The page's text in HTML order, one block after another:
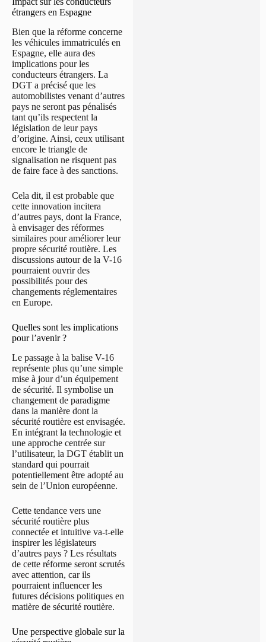
étrangers en Espagne
Bien que la réforme concerne
les véhicules immatriculés en
Espagne, elle aura des
implications pour les
conducteurs étrangers. La
DGT a précisé que les
automobilistes venant d’autres
pays ne seront pas pénalisés
tant qu’ils respectent la
législation de leur pays
d’origine. Ainsi, ceux utilisant
encore le triangle de
signalisation ne risquent pas
de faire face à des sanctions.
Cela dit, il est probable que
cette innovation incitera
d’autres pays, dont la France,
à envisager des réformes
similaires pour améliorer leur
propre sécurité routière. Les
discussions autour de la V-16
pourraient ouvrir des
possibilités pour des
changements réglementaires
en Europe.
Quelles sont les implications
pour l’avenir ?
Le passage à la balise V-16
représente plus qu’une simple
mise à jour d’un équipement
de sécurité. Il symbolise un
changement de paradigme
dans la manière dont la
sécurité routière est envisagée.
En intégrant la technologie et
une approche centrée sur
l’utilisateur, la DGT établit un
standard qui pourrait
potentiellement être adopté au
sein de l’Union européenne.
Cette tendance vers une
sécurité routière plus
connectée et intuitive va-t-elle
inspirer les législateurs
d’autres pays ? Les résultats
de cette réforme seront scrutés
avec attention, car ils
pourraient influencer les
futures décisions politiques en
matière de sécurité routière.
Une perspective globale sur la